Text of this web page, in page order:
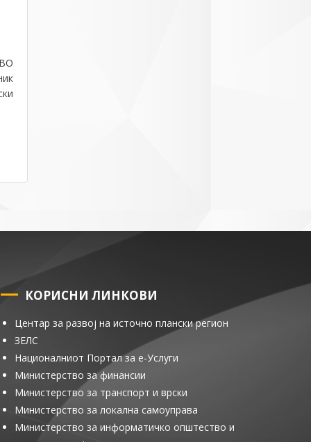
КОРИСНИ ЛИНКОВИ
Центар за развој на источно плански регион
ЗЕЛС
Националниот Портал за е-Услуги
Министерство за финансии
Министерство за транспорт и врски
Министерство за локална самоуправа
Министерство за информатичко општество и